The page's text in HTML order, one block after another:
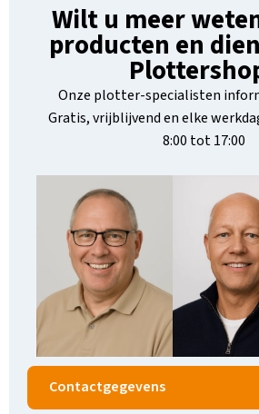
Wilt u meer
producten en
Onze plotter-specialisten
Gratis, vrijblijvend en elke
8:00 tot 17:00
Contactgegevens